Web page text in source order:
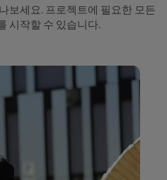
보세요. 프로젝트에 필요한 모든
시작할 수 있습니다.